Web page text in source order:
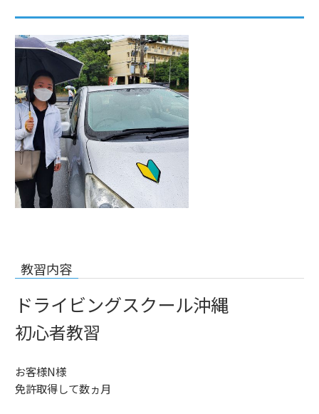
教習内容
ドライビングスクール沖縄
初心者教習
お客様N様
免許取得して数ヵ月